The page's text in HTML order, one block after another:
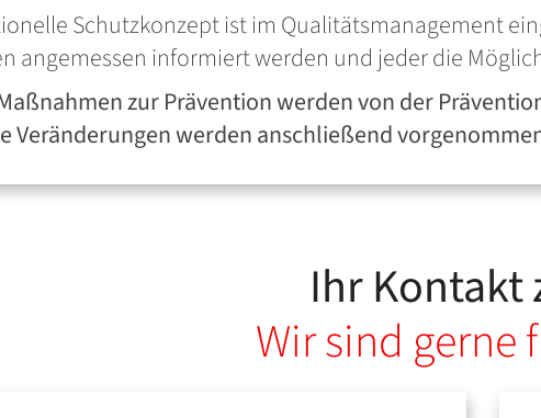
Schutzkonzept ist im Qualitätsmanagement
angemessen informiert werden und jeder die
zur Prävention werden von der
Veränderungen werden anschließend
Ihr Kontakt
Wir sind gerne